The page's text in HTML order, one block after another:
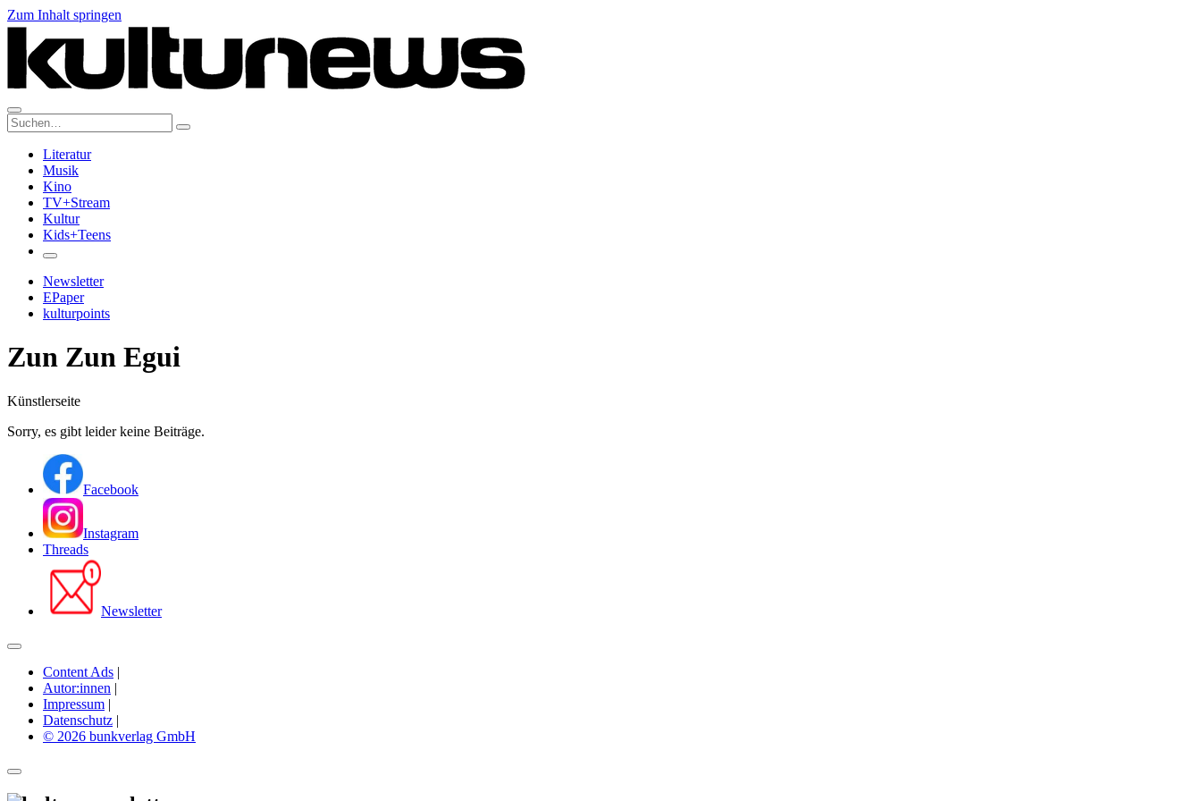
Zum Inhalt springen
Suche:
Literatur
Musik
Kino
TV+Stream
Kultur
Kids+Teens
Newsletter
EPaper
kulturpoints
Zun Zun Egui
Künstlerseite
Sorry, es gibt leider keine Beiträge.
Facebook
Instagram
Threads
Newsletter
Content Ads |
Autor:innen |
Impressum |
Datenschutz |
© 2026 bunkverlag GmbH